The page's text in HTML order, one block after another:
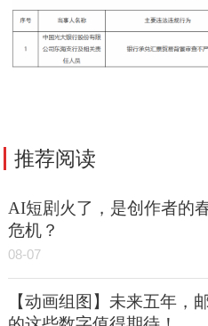
推荐阅读
AI短剧火了，是创作者的
危机？
08-07
【动画组图】未来五年，